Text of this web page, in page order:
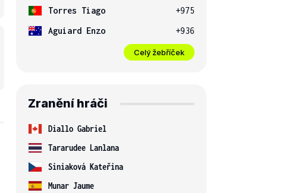
Torres Tiago
+975
Aguiard Enzo
+936
Celý žebříček
Zranění hráči
Diallo Gabriel
Tararudee Lanlana
Siniaková Kateřina
Munar Jaume